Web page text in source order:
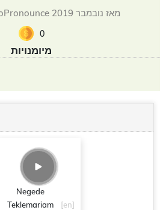
חבר ב- HowToPronounce מאז נובמבר 2019
0
מיומנויות
Negede
Teklemariam
[en]